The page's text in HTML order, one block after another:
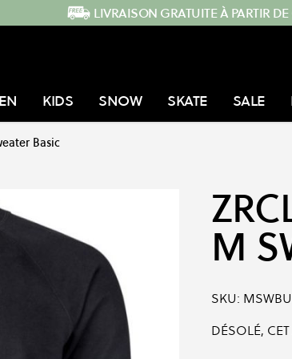
LIVRAISON GRATUITE À PARTIR
KIDS SNOW SKATE SALE
Basic
M
SKU:
DÉSOLÉ,